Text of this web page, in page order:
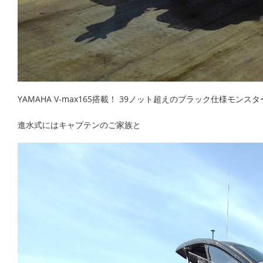
YAMAHA V-max165搭載！ 39ノット超えのブラック仕様モンスタ
進水式にはキャプテンのご家族と